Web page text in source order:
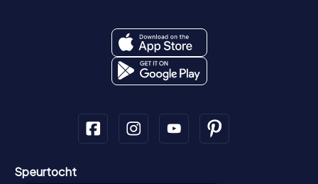
Speurtocht